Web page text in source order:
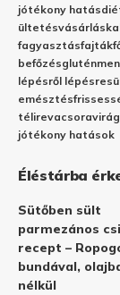
jótékony hatás
ültetésvásárlás
fagyasztásfajták
befőzés
lépésről lépésre
emésztés
télirevacsora
jótékony hatások
Éléstárba
Sütőben sült
parmezános
recept –
bundával,
nélkül